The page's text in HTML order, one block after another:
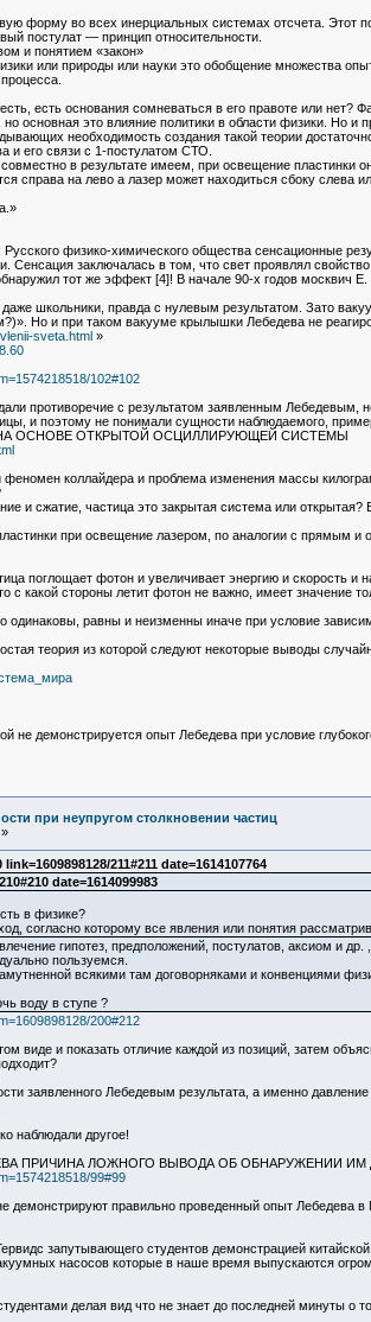
форму во всех инерциальных системах отсчета. Этот
постулат — принцип относительности.
и понятием «закон»
или природы или науки это обобщение множества
есть основания сомневаться в его правоте или
основная это влияние политики в области физики. Но
необходимость создания такой теории
и его связи с 1-постулатом СТО.
в результате имеем, при освещение пластинки
справа на лево а лазер может находиться сбоку слева
физико-химического общества сенсационные
заключалась в том, что свет проявлял
тот же эффект [4]! В начале 90-х годов москвич
школьники, правда с нулевым результатом. Зато
Но и при таком вакууме крылышки Лебедева не
sveta.html »
102#102
противоречие с результатом заявленным Лебедевым,
и поэтому не понимали сущности наблюдаемого,
ОСНОВЕ ОТКРЫТОЙ ОСЦИЛЛИРУЮЩЕЙ СИСТЕМЫ
коллайдера и проблема изменения массы
и сжатие, частица это закрытая система или
при освещение лазером, по аналогии с прямым
поглощает фотон и увеличивает энергию и скорость и
с какой стороны летит фотон не важно, имеет значение
одинаковы, равны и неизменны иначе при условие
теория из которой следуют некоторые выводы
не демонстрируется опыт Лебедева при условие
при неупругом столкновении частиц
211#211 date=1614107764
date=1614099983
в физике?
согласно которому все явления или понятия
гипотез, предположений, постулатов, аксиом и
пользуемся.
всякими там договорняками и конвенциями
воду в ступе ?
200#212
виде и показать отличие каждой из позиций, затем
заявленного Лебедевым результата, а именно
наблюдали другое!
ПРИЧИНА ЛОЖНОГО ВЫВОДА ОБ ОБНАРУЖЕНИИ ИМ
99#99
демонстрируют правильно проведенный опыт
запутывающего студентов демонстрацией
насосов которые в наше время выпускаются
делая вид что не знает до последней минуты